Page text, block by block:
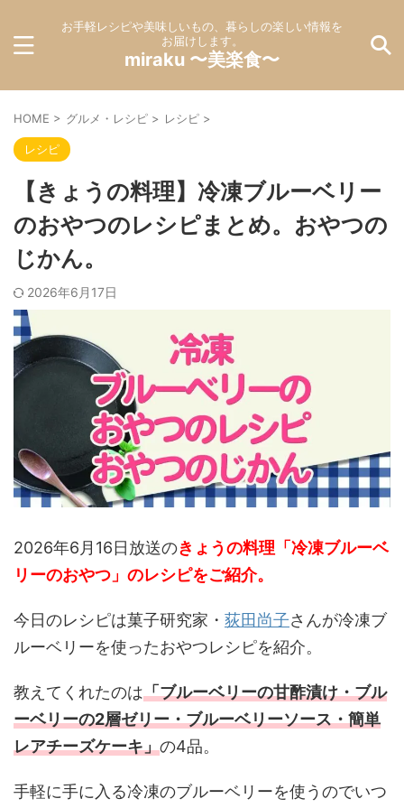
お手軽レシピや美味しいもの、暮らしの楽しい情報を
お届けします。
miraku 〜美楽食〜
HOME > グルメ・レシピ > レシピ >
レシピ
【きょうの料理】冷凍ブルーベリー
のおやつのレシピまとめ。おやつの
じかん。
2026年6月17日
2026年6月16日放送のきょうの料理「冷凍ブルーベ
リーのおやつ」 のレシピをご紹介。
今日のレシピは菓子研究家・ 荻田尚子さんが冷凍ブ
ルーベリーを使ったおやつレシピを紹介。
教えてくれたのは「ブルーベリーの甘酢漬け・ブル
ーベリーの2層ゼリー・ブルーベリーソース・簡単
レアチーズケーキ」の4品。
手軽に手に入る冷凍のブルーベリーを使うのでいつ